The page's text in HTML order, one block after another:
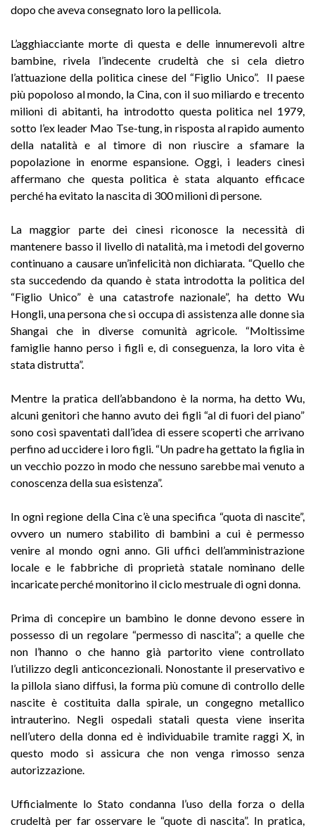
dopo che aveva consegnato loro la pellicola.
L’agghiacciante morte di questa e delle innumerevoli altre
bambine, rivela l’indecente crudeltà che si cela dietro
l’attuazione della politica cinese del “Figlio Unico”. Il paese
più popoloso al mondo, la Cina, con il suo miliardo e trecento
milioni di abitanti, ha introdotto questa politica nel 1979,
sotto l’ex leader Mao Tse-tung, in risposta al rapido aumento
della natalità e al timore di non riuscire a sfamare la
popolazione in enorme espansione. Oggi, i leaders cinesi
affermano che questa politica è stata alquanto efficace
perché ha evitato la nascita di 300 milioni di persone.
La maggior parte dei cinesi riconosce la necessità di
mantenere basso il livello di natalità, ma i metodi del governo
continuano a causare un’infelicità non dichiarata. “Quello che
sta succedendo da quando è stata introdotta la politica del
“Figlio Unico” è una catastrofe nazionale”, ha detto Wu
Hongli, una persona che si occupa di assistenza alle donne sia
Shangai che in diverse comunità agricole. “Moltissime
famiglie hanno perso i figli e, di conseguenza, la loro vita è
stata distrutta”.
Mentre la pratica dell’abbandono è la norma, ha detto Wu,
alcuni genitori che hanno avuto dei figli “al di fuori del piano”
sono così spaventati dall’idea di essere scoperti che arrivano
perfino ad uccidere i loro figli. “Un padre ha gettato la figlia in
un vecchio pozzo in modo che nessuno sarebbe mai venuto a
conoscenza della sua esistenza”.
In ogni regione della Cina c’è una specifica “quota di nascite”,
ovvero un numero stabilito di bambini a cui è permesso
venire al mondo ogni anno. Gli uffici dell’amministrazione
locale e le fabbriche di proprietà statale nominano delle
incaricate perché monitorino il ciclo mestruale di ogni donna.
Prima di concepire un bambino le donne devono essere in
possesso di un regolare “permesso di nascita”; a quelle che
non l’hanno o che hanno già partorito viene controllato
l’utilizzo degli anticoncezionali. Nonostante il preservativo e
la pillola siano diffusi, la forma più comune di controllo delle
nascite è costituita dalla spirale, un congegno metallico
intrauterino. Negli ospedali statali questa viene inserita
nell’utero della donna ed è individuabile tramite raggi X, in
questo modo si assicura che non venga rimosso senza
autorizzazione.
Ufficialmente lo Stato condanna l’uso della forza o della
crudeltà per far osservare le “quote di nascita”. In pratica,